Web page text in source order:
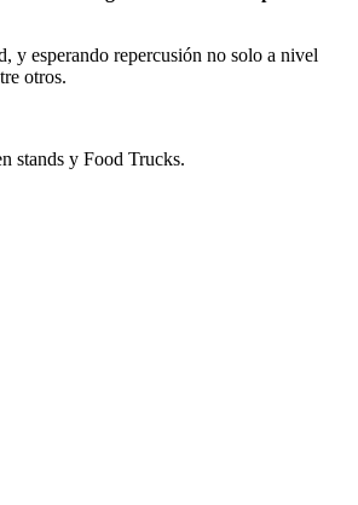
y esperando repercusión no solo a nivel
otros.
stands y Food Trucks.